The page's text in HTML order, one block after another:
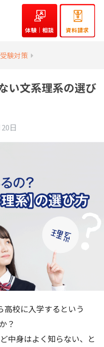
体験｜相談 資料請求
験対策
い文系理系の選び
日
校に入学するという
？
中身はよく知らない、と